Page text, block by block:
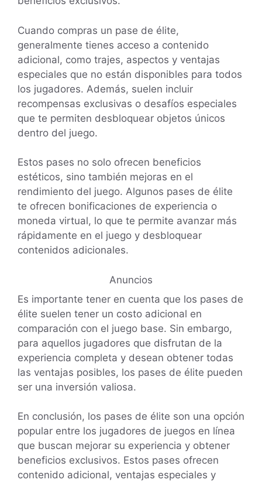
Cuando compras un pase de élite,
generalmente tienes acceso a contenido
adicional, como trajes, aspectos y ventajas
especiales que no están disponibles para todos
los jugadores. Además, suelen incluir
recompensas exclusivas o desafíos especiales
que te permiten desbloquear objetos únicos
dentro del juego.
Estos pases no solo ofrecen beneficios
estéticos, sino también mejoras en el
rendimiento del juego. Algunos pases de élite
te ofrecen bonificaciones de experiencia o
moneda virtual, lo que te permite avanzar más
rápidamente en el juego y desbloquear
contenidos adicionales.
Anuncios
Es importante tener en cuenta que los pases de
élite suelen tener un costo adicional en
comparación con el juego base. Sin embargo,
para aquellos jugadores que disfrutan de la
experiencia completa y desean obtener todas
las ventajas posibles, los pases de élite pueden
ser una inversión valiosa.
En conclusión, los pases de élite son una opción
popular entre los jugadores de juegos en línea
que buscan mejorar su experiencia y obtener
beneficios exclusivos. Estos pases ofrecen
contenido adicional, ventajas especiales y